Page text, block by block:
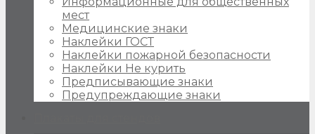
мест
Медицинские знаки
Наклейки ГОСТ
Наклейки пожарной безопасности
Наклейки Не курить
Предписывающие знаки
Предупреждающие знаки